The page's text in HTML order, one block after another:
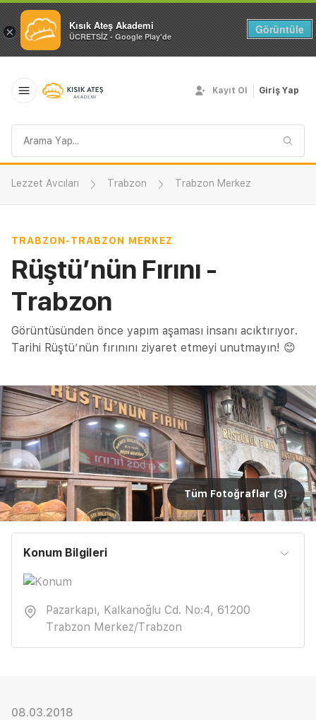
× Kısık Ateş Akademi
ÜCRETSİZ - Google Play'de
Görüntüle
sorgusu
Kayıt Ol Giriş Yap
Lezzet Avcıları Trabzon Trabzon Merkez
TRABZON-TRABZON MERKEZ
Rüştü’nün Fırını -
Trabzon
Görüntüsünden önce yapım aşaması insanı acıktırıyor.
Tarihi Rüştü’nün fırınını ziyaret etmeyi unutmayın! 😊
Tüm Fotoğraflar (3)
Konum Bilgileri
Pazarkapı, Kalkanoğlu Cd. No:4, 61200
Trabzon Merkez/Trabzon
08.03.2018